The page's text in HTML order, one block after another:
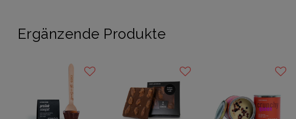
Ergänzende Produkte